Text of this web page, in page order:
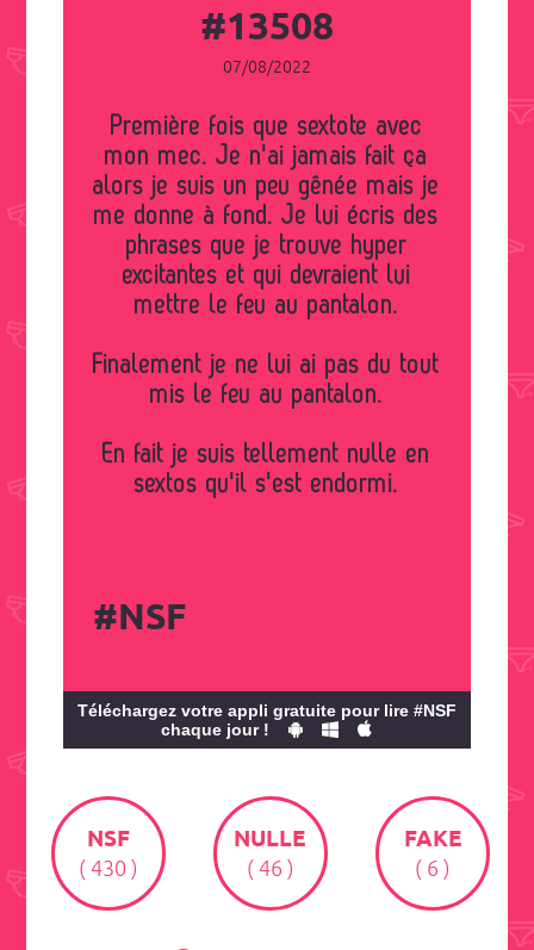
#13508
07/08/2022
Première fois que sextote avec
mon mec. Je n'ai jamais fait ça
alors je suis un peu gênée mais je
me donne à fond. Je lui écris des
phrases que je trouve hyper
excitantes et qui devraient lui
mettre le feu au pantalon.
Finalement je ne lui ai pas du tout
mis le feu au pantalon.
En fait je suis tellement nulle en
sextos qu'il s'est endormi.
#NSF
Téléchargez votre appli gratuite pour lire #NSF
chaque jour !
NSF
( 430 )
NULLE
( 46 )
FAKE
( 6 )